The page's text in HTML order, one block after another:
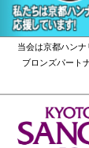
当会は京都ハン
ブロンズパート